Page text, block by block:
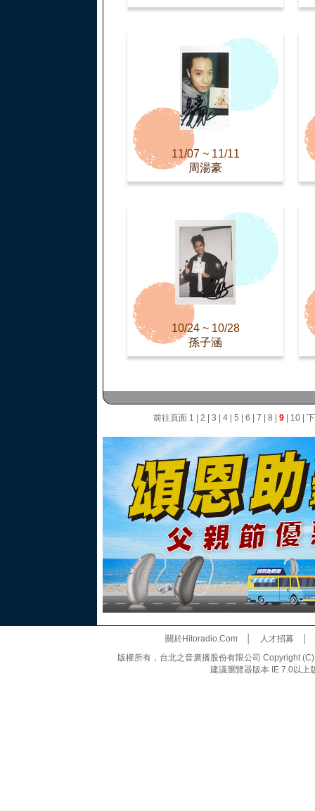
11/07 ~ 11/11
周湯豪
10/24 ~ 10/28
孫子涵
前往頁面 1 2 3 4| 5 6 7 8 9| 10|
關於Hitoradio.Com│ 人才招募
版權所有，台北之音廣播股份有限公司 Copyright
建議瀏覽器版本 IE 7.0以上